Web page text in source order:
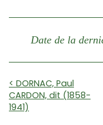
Date de la
< DORNAC, Paul
CARDON, dit (1858-
1941)